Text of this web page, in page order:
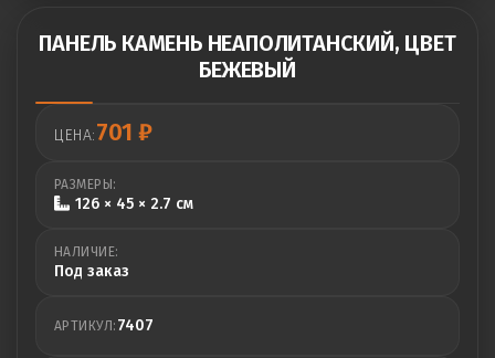
ПАНЕЛЬ КАМЕНЬ НЕАПОЛИТАНСКИЙ, ЦВЕТ
БЕЖЕВЫЙ
ЦЕНА:701 ₽
РАЗМЕРЫ:
126 × 45 × 2.7 см
НАЛИЧИЕ:
Под заказ
АРТИКУЛ: 7407